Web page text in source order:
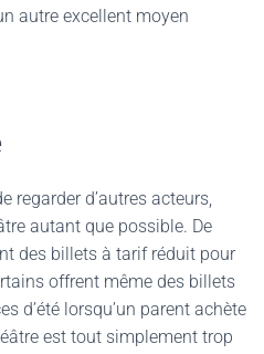
autre excellent moyen
regarder d’autres acteurs,
autant que possible. De
des billets à tarif réduit pour
offrent même des billets
d’été lorsqu’un parent achète
est tout simplement trop